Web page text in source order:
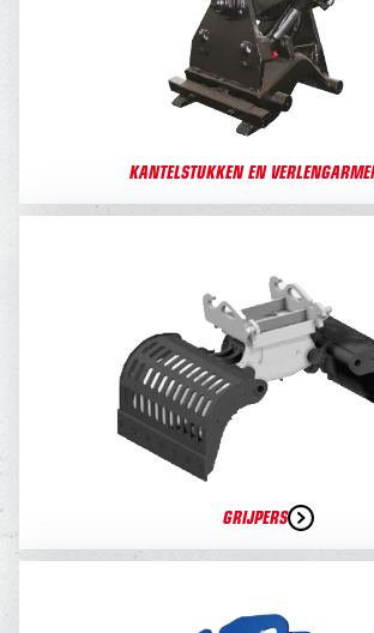
KANTELSTUKKEN EN
GRIJPERS